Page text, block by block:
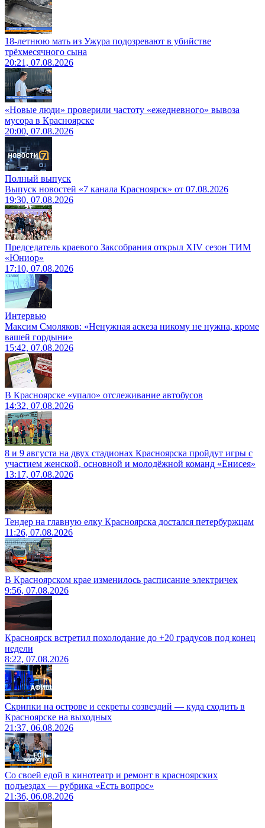
18-летнюю мать из Ужура подозревают в убийстве
трёхмесячного сына
20:21, 07.08.2026
«Новые люди» проверили частоту «ежедневного» вывоза
мусора в Красноярске
20:00, 07.08.2026
Полный выпуск
Выпуск новостей «7 канала Красноярск» от 07.08.2026
19:30, 07.08.2026
Председатель краевого Заксобрания открыл XIV сезон ТИМ
«Юниор»
17:10, 07.08.2026
Интервью
Максим Смоляков: «Ненужная аскеза никому не нужна, кроме
вашей гордыни»
15:42, 07.08.2026
В Красноярске «упало» отслеживание автобусов
14:32, 07.08.2026
8 и 9 августа на двух стадионах Красноярска пройдут игры с
участием женской, основной и молодёжной команд «Енисея»
13:17, 07.08.2026
Тендер на главную елку Красноярска достался петербуржцам
11:26, 07.08.2026
В Красноярском крае изменилось расписание электричек
9:56, 07.08.2026
Красноярск встретил похолодание до +20 градусов под конец
недели
8:22, 07.08.2026
Скрипки на острове и секреты созвездий — куда сходить в
Красноярске на выходных
21:37, 06.08.2026
Со своей едой в кинотеатр и ремонт в красноярских
подъездах — рубрика «Есть вопрос»
21:36, 06.08.2026